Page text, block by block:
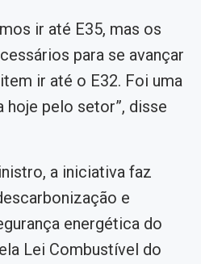
ir até E35, mas os
para se avançar
ir até o E32. Foi uma
pelo setor”, disse
a iniciativa faz
e
energética do
Lei Combustível do